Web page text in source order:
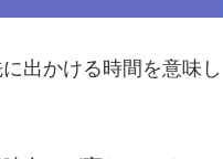
出かける時間を意味し